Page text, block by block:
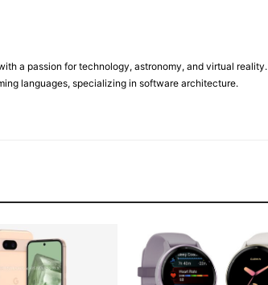
a passion for technology, astronomy, and virtual reality.
languages, specializing in software architecture.